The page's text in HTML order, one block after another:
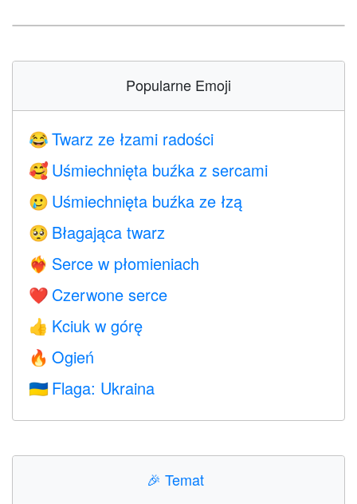
Popularne Emoji
😂 Twarz ze łzami radości
🥰 Uśmiechnięta buźka z sercami
🥲 Uśmiechnięta buźka ze łzą
🥺 Błagająca twarz
❤️‍🔥 Serce w płomieniach
❤️ Czerwone serce
👍 Kciuk w górę
🔥 Ogień
🇺🇦 Flaga: Ukraina
🎉 Temat